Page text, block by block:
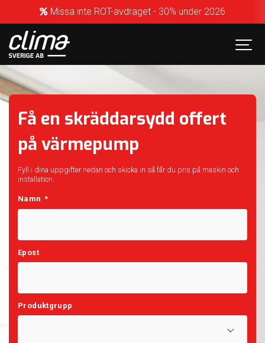
Missa inte ROT-avdraget - 30% under 2026
Få en skräddarsydd offert
på värmepump
Fyll i dina uppgifter nedan och skicka in så får du pris på maskin och
installation.
Namn *
Epost
Produktgrupp